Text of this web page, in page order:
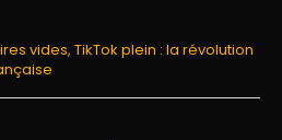
vides, TikTok plein : la révolution